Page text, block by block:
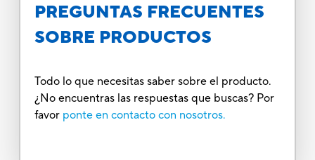
PREGUNTAS FRECUENTES
SOBRE PRODUCTOS
Todo lo que necesitas saber sobre el producto.
¿No encuentras las respuestas que buscas? Por
favor ponte en contacto con nosotros.